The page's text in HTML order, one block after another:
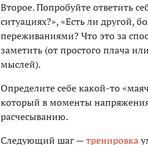
Второе. Попробуйте ответить
ситуациях?», «Есть ли другой,
переживаниями? Что это за
заметить (от простого плача
мыслей).
Определите себе какой-то
который в моменты напряжения
расчесыванию.
Следующий шаг —тренировка